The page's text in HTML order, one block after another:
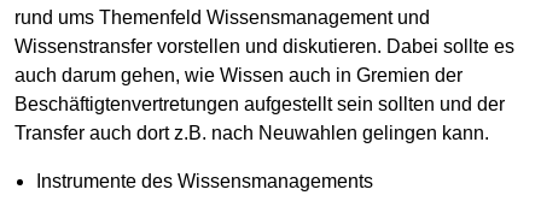
rund ums Themenfeld Wissensmanagement und
Wissenstransfer vorstellen und diskutieren. Dabei sollte es
auch darum gehen, wie Wissen auch in Gremien der
Beschäftigtenvertretungen aufgestellt sein sollten und der
Transfer auch dort z.B. nach Neuwahlen gelingen kann.
Instrumente des Wissensmanagements